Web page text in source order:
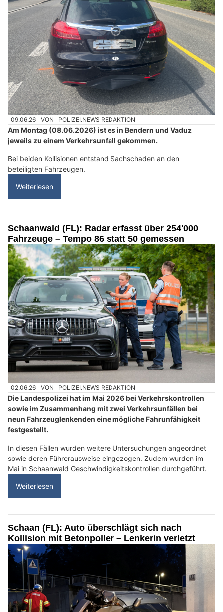
09.06.26 VON POLIZEI.NEWS REDAKTION
Am Montag (08.06.2026) ist es in Bendern und Vaduz
jeweils zu einem Verkehrsunfall gekommen.
Bei beiden Kollisionen entstand Sachschaden an den
beteiligten Fahrzeugen.
Weiterlesen
Schaanwald (FL): Radar erfasst über 254'000
Fahrzeuge – Tempo 86 statt 50 gemessen
02.06.26 VON POLIZEI.NEWS REDAKTION
Die Landespolizei hat im Mai 2026 bei Verkehrskontrollen
sowie im Zusammenhang mit zwei Verkehrsunfällen bei
neun Fahrzeuglenkenden eine mögliche Fahrunfähigkeit
festgestellt.
In diesen Fällen wurden weitere Untersuchungen angeordnet
sowie deren Führerausweise eingezogen. Zudem wurden im
Mai in Schaanwald Geschwindigkeitskontrollen durchgeführt.
Weiterlesen
Schaan (FL): Auto überschlägt sich nach
Kollision mit Betonpoller – Lenkerin verletzt